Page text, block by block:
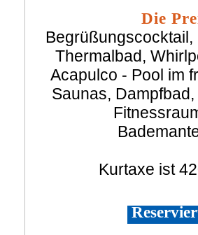
Die
Thermalbad,
Acapulco - Pool im
Saunas,
Kurtaxe ist